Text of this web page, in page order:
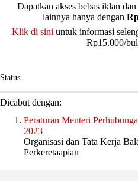
Dapatkan akses bebas iklan
lainnya hanya dengan
Klik di sini untuk informasi
Rp15.000/
Status
Dicabut dengan:
Peraturan Menteri
2023
Organisasi dan Tata Kerja
Perkeretaapian